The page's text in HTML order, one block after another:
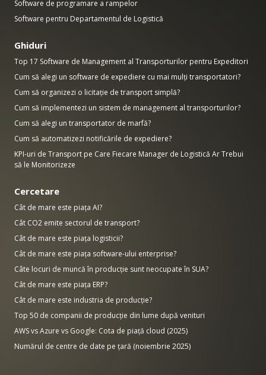
Software de programare a rampelor
Software pentru Departamentul de Logistică
Ghiduri
Top 17 Software de Management al Transporturilor pentru Expeditori
Cum să alegi un software de expediere cu mai mulți transportatori?
Cum să organizezi o licitație de transport simplă?
Cum să implementezi un sistem de management al transporturilor?
Cum să alegi un transportator de marfă?
Cum să automatizezi notificările de expediere?
KPI-uri de Transport pe Care Fiecare Manager de Logistică Ar Trebui
să le Monitorizeze
Cercetare
Cât de mare este piața AI?
Cât CO2 emite sectorul de transport?
Cât de mare este piața logisticii?
Cât de mare este piața software-ului enterprise?
Câte locuri de muncă în producție sunt neocupate în SUA?
Cât de mare este piața ERP?
Cât de mare este industria de producție?
Top 50 de companii de producție din lume după venituri
AWS vs Azure vs Google: Cota de piață cloud (2025)
Numărul de centre de date pe țară (noiembrie 2025)